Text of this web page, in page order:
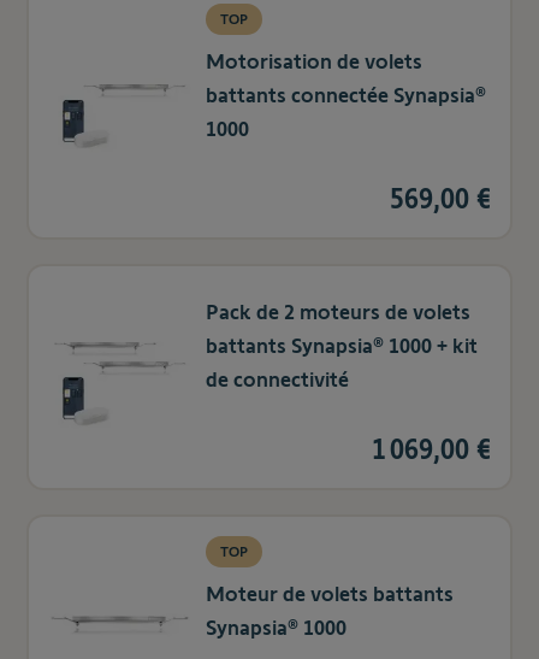
TOP
Motorisation de volets
battants connectée Synapsia®
1000
569,00 €
Pack de 2 moteurs de volets
battants Synapsia® 1000 + kit
de connectivité
1 069,00 €
TOP
Moteur de volets battants
Synapsia® 1000